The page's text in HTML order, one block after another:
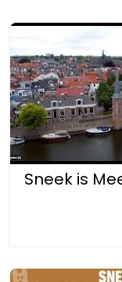
Bootverhuur
Sneek is